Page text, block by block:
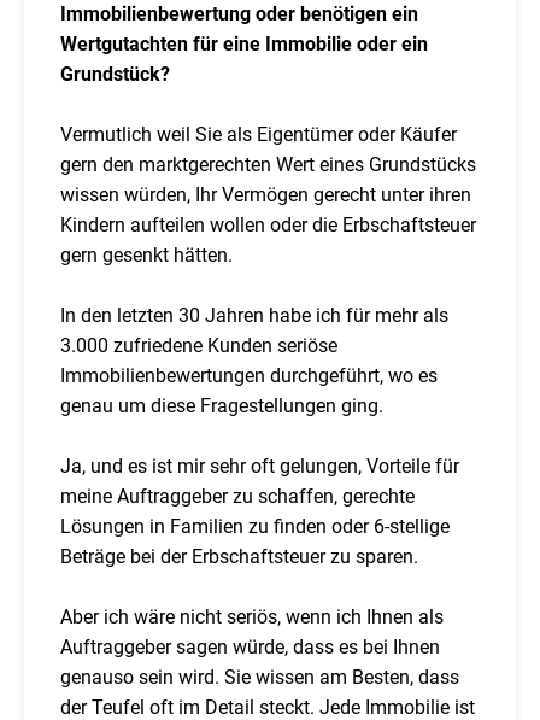
Immobilienbewertung oder benötigen ein
Wertgutachten für eine Immobilie oder ein
Grundstück?
Vermutlich weil Sie als Eigentümer oder Käufer
gern den marktgerechten Wert eines Grundstücks
wissen würden, Ihr Vermögen gerecht unter ihren
Kindern aufteilen wollen oder die Erbschaftsteuer
gern gesenkt hätten.
In den letzten 30 Jahren habe ich für mehr als
3.000 zufriedene Kunden seriöse
Immobilienbewertungen durchgeführt, wo es
genau um diese Fragestellungen ging.
Ja, und es ist mir sehr oft gelungen, Vorteile für
meine Auftraggeber zu schaffen, gerechte
Lösungen in Familien zu finden oder 6-stellige
Beträge bei der Erbschaftsteuer zu sparen.
Aber ich wäre nicht seriös, wenn ich Ihnen als
Auftraggeber sagen würde, dass es bei Ihnen
genauso sein wird. Sie wissen am Besten, dass
der Teufel oft im Detail steckt. Jede Immobilie ist